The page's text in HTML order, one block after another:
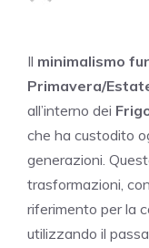
Il minimalismo
Primavera/
all’interno dei
che ha custodito
generazioni.
trasformazioni,
riferimento per la
utilizzando il